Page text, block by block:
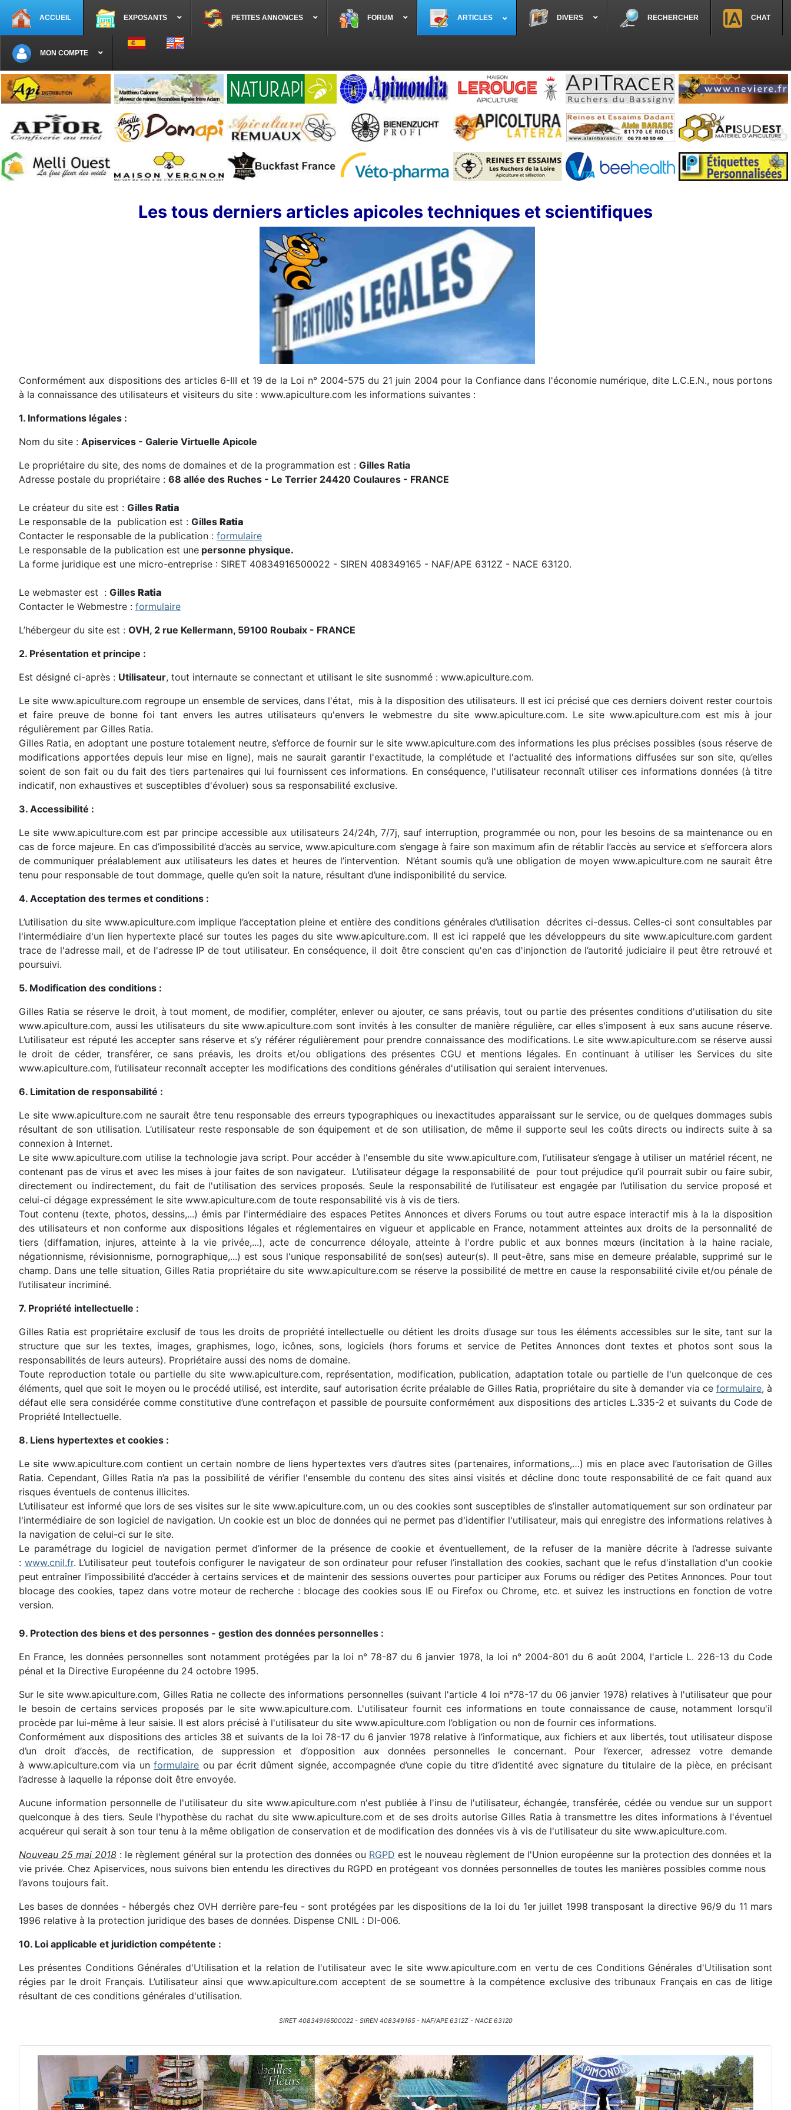
ACCUEIL EXPOSANTS PETITES ANNONCES FORUM ARTICLES DIVERS RECHERCHER CHAT
MON COMPTE
Sélectionnez votre langue
Les tous derniers articles apicoles techniques et scientifiques
Conformément aux dispositions des articles 6-III et 19 de la Loi n° 2004-575 du 21 juin 2004 pour la Confiance dans l'économie numérique, dite L.C.E.N., nous portons
à la connaissance des utilisateurs et visiteurs du site : www.apiculture.com les informations suivantes :
1. Informations légales :
Nom du site : Apiservices - Galerie Virtuelle Apicole
Le propriétaire du site, des noms de domaines et de la programmation est : Gilles Ratia
Adresse postale du propriétaire : 68 allée des Ruches - Le Terrier 24420 Coulaures - FRANCE
Le créateur du site est : Gilles Ratia
Le responsable de la publication est : Gilles Ratia
Contacter le responsable de la publication : formulaire
Le responsable de la publication est une personne physique.
La forme juridique est une micro-entreprise : SIRET 40834916500022 - SIREN 408349165 - NAF/APE 6312Z - NACE 63120.
Le webmaster est : Gilles Ratia
Contacter le Webmestre : formulaire
L’hébergeur du site est : OVH, 2 rue Kellermann, 59100 Roubaix - FRANCE
2. Présentation et principe :
Est désigné ci-après : Utilisateur, tout internaute se connectant et utilisant le site susnommé : www.apiculture.com.
Le site www.apiculture.com regroupe un ensemble de services, dans l'état, mis à la disposition des utilisateurs. Il est ici précisé que ces derniers doivent rester courtois
et faire preuve de bonne foi tant envers les autres utilisateurs qu'envers le webmestre du site www.apiculture.com. Le site www.apiculture.com est mis à jour
régulièrement par Gilles Ratia.
Gilles Ratia, en adoptant une posture totalement neutre, s’efforce de fournir sur le site www.apiculture.com des informations les plus précises possibles (sous réserve de
modifications apportées depuis leur mise en ligne), mais ne saurait garantir l'exactitude, la complétude et l'actualité des informations diffusées sur son site, qu’elles
soient de son fait ou du fait des tiers partenaires qui lui fournissent ces informations. En conséquence, l'utilisateur reconnaît utiliser ces informations données (à titre
indicatif, non exhaustives et susceptibles d'évoluer) sous sa responsabilité exclusive.
3. Accessibilité :
Le site www.apiculture.com est par principe accessible aux utilisateurs 24/24h, 7/7j, sauf interruption, programmée ou non, pour les besoins de sa maintenance ou en
cas de force majeure. En cas d’impossibilité d’accès au service, www.apiculture.com s’engage à faire son maximum afin de rétablir l’accès au service et s’efforcera alors
de communiquer préalablement aux utilisateurs les dates et heures de l’intervention. N’étant soumis qu’à une obligation de moyen www.apiculture.com ne saurait être
tenu pour responsable de tout dommage, quelle qu’en soit la nature, résultant d’une indisponibilité du service.
4. Acceptation des termes et conditions :
L’utilisation du site www.apiculture.com implique l’acceptation pleine et entière des conditions générales d’utilisation décrites ci-dessus. Celles-ci sont consultables par
l'intermédiaire d'un lien hypertexte placé sur toutes les pages du site www.apiculture.com. Il est ici rappelé que les développeurs du site www.apiculture.com gardent
trace de l'adresse mail, et de l'adresse IP de tout utilisateur. En conséquence, il doit être conscient qu'en cas d'injonction de l’autorité judiciaire il peut être retrouvé et
poursuivi.
5. Modification des conditions :
Gilles Ratia se réserve le droit, à tout moment, de modifier, compléter, enlever ou ajouter, ce sans préavis, tout ou partie des présentes conditions d'utilisation du site
www.apiculture.com, aussi les utilisateurs du site www.apiculture.com sont invités à les consulter de manière régulière, car elles s'imposent à eux sans aucune réserve.
L’utilisateur est réputé les accepter sans réserve et s’y référer régulièrement pour prendre connaissance des modifications. Le site www.apiculture.com se réserve aussi
le droit de céder, transférer, ce sans préavis, les droits et/ou obligations des présentes CGU et mentions légales. En continuant à utiliser les Services du site
www.apiculture.com, l’utilisateur reconnaît accepter les modifications des conditions générales d'utilisation qui seraient intervenues.
6. Limitation de responsabilité :
Le site www.apiculture.com ne saurait être tenu responsable des erreurs typographiques ou inexactitudes apparaissant sur le service, ou de quelques dommages subis
résultant de son utilisation. L’utilisateur reste responsable de son équipement et de son utilisation, de même il supporte seul les coûts directs ou indirects suite à sa
connexion à Internet.
Le site www.apiculture.com utilise la technologie java script. Pour accéder à l'ensemble du site www.apiculture.com, l’utilisateur s’engage à utiliser un matériel récent, ne
contenant pas de virus et avec les mises à jour faites de son navigateur. L’utilisateur dégage la responsabilité de pour tout préjudice qu’il pourrait subir ou faire subir,
directement ou indirectement, du fait de l'utilisation des services proposés. Seule la responsabilité de l’utilisateur est engagée par l’utilisation du service proposé et
celui-ci dégage expressément le site www.apiculture.com de toute responsabilité vis à vis de tiers.
Tout contenu (texte, photos, dessins,...) émis par l'intermédiaire des espaces Petites Annonces et divers Forums ou tout autre espace interactif mis à la la disposition
des utilisateurs et non conforme aux dispositions légales et réglementaires en vigueur et applicable en France, notamment atteintes aux droits de la personnalité de
tiers (diffamation, injures, atteinte à la vie privée,...), acte de concurrence déloyale, atteinte à l'ordre public et aux bonnes mœurs (incitation à la haine raciale,
négationnisme, révisionnisme, pornographique,...) est sous l'unique responsabilité de son(ses) auteur(s). Il peut-être, sans mise en demeure préalable, supprimé sur le
champ. Dans une telle situation, Gilles Ratia propriétaire du site www.apiculture.com se réserve la possibilité de mettre en cause la responsabilité civile et/ou pénale de
l’utilisateur incriminé.
7. Propriété intellectuelle :
Gilles Ratia est propriétaire exclusif de tous les droits de propriété intellectuelle ou détient les droits d’usage sur tous les éléments accessibles sur le site, tant sur la
structure que sur les textes, images, graphismes, logo, icônes, sons, logiciels (hors forums et service de Petites Annonces dont textes et photos sont sous la
responsabilités de leurs auteurs). Propriétaire aussi des noms de domaine.
Toute reproduction totale ou partielle du site www.apiculture.com, représentation, modification, publication, adaptation totale ou partielle de l'un quelconque de ces
éléments, quel que soit le moyen ou le procédé utilisé, est interdite, sauf autorisation écrite préalable de Gilles Ratia, propriétaire du site à demander via ce formulaire, à
défaut elle sera considérée comme constitutive d’une contrefaçon et passible de poursuite conformément aux dispositions des articles L.335-2 et suivants du Code de
Propriété Intellectuelle.
8. Liens hypertextes et cookies :
Le site www.apiculture.com contient un certain nombre de liens hypertextes vers d’autres sites (partenaires, informations,…) mis en place avec l’autorisation de Gilles
Ratia. Cependant, Gilles Ratia n’a pas la possibilité de vérifier l'ensemble du contenu des sites ainsi visités et décline donc toute responsabilité de ce fait quand aux
risques éventuels de contenus illicites.
L’utilisateur est informé que lors de ses visites sur le site www.apiculture.com, un ou des cookies sont susceptibles de s’installer automatiquement sur son ordinateur par
l'intermédiaire de son logiciel de navigation. Un cookie est un bloc de données qui ne permet pas d'identifier l'utilisateur, mais qui enregistre des informations relatives à
la navigation de celui-ci sur le site.
Le paramétrage du logiciel de navigation permet d’informer de la présence de cookie et éventuellement, de la refuser de la manière décrite à l’adresse suivante
: www.cnil.fr. L’utilisateur peut toutefois configurer le navigateur de son ordinateur pour refuser l’installation des cookies, sachant que le refus d'installation d'un cookie
peut entraîner l’impossibilité d’accéder à certains services et de maintenir des sessions ouvertes pour participer aux Forums ou rédiger des Petites Annonces. Pour tout
blocage des cookies, tapez dans votre moteur de recherche : blocage des cookies sous IE ou Firefox ou Chrome, etc. et suivez les instructions en fonction de votre
version.
9. Protection des biens et des personnes - gestion des données personnelles :
En France, les données personnelles sont notamment protégées par la loi n° 78-87 du 6 janvier 1978, la loi n° 2004-801 du 6 août 2004, l'article L. 226-13 du Code
pénal et la Directive Européenne du 24 octobre 1995.
Sur le site www.apiculture.com, Gilles Ratia ne collecte des informations personnelles (suivant l'article 4 loi n°78-17 du 06 janvier 1978) relatives à l'utilisateur que pour
le besoin de certains services proposés par le site www.apiculture.com. L'utilisateur fournit ces informations en toute connaissance de cause, notamment lorsqu'il
procède par lui-même à leur saisie. Il est alors précisé à l'utilisateur du site www.apiculture.com l’obligation ou non de fournir ces informations.
Conformément aux dispositions des articles 38 et suivants de la loi 78-17 du 6 janvier 1978 relative à l’informatique, aux fichiers et aux libertés, tout utilisateur dispose
d’un droit d’accès, de rectification, de suppression et d’opposition aux données personnelles le concernant. Pour l’exercer, adressez votre demande
à www.apiculture.com via unformulaire ou par écrit dûment signée, accompagnée d’une copie du titre d’identité avec signature du titulaire de la pièce, en précisant
l’adresse à laquelle la réponse doit être envoyée.
Aucune information personnelle de l'utilisateur du site www.apiculture.com n'est publiée à l'insu de l'utilisateur, échangée, transférée, cédée ou vendue sur un support
quelconque à des tiers. Seule l'hypothèse du rachat du site www.apiculture.com et de ses droits autorise Gilles Ratia à transmettre les dites informations à l'éventuel
acquéreur qui serait à son tour tenu à la même obligation de conservation et de modification des données vis à vis de l'utilisateur du site www.apiculture.com.
Nouveau 25 mai 2018 : le règlement général sur la protection des données ou RGPD est le nouveau règlement de l'Union européenne sur la protection des données et la
vie privée. Chez Apiservices, nous suivons bien entendu les directives du RGPD en protégeant vos données personnelles de toutes les manières possibles comme nous
l’avons toujours fait.
Les bases de données - hébergés chez OVH derrière pare-feu - sont protégées par les dispositions de la loi du 1er juillet 1998 transposant la directive 96/9 du 11 mars
1996 relative à la protection juridique des bases de données. Dispense CNIL : DI-006.
10. Loi applicable et juridiction compétente :
Les présentes Conditions Générales d'Utilisation et la relation de l'utilisateur avec le site www.apiculture.com en vertu de ces Conditions Générales d'Utilisation sont
régies par le droit Français. L’utilisateur ainsi que www.apiculture.com acceptent de se soumettre à la compétence exclusive des tribunaux Français en cas de litige
résultant de ces conditions générales d'utilisation.
SIRET 40834916500022 - SIREN 408349165 - NAF/APE 6312Z - NACE 63120